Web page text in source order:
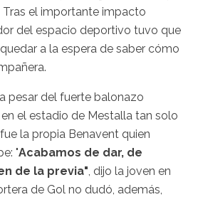
el importante impacto
del espacio deportivo tuvo que
a la espera de saber cómo
pesar del fuerte balonazo
el estadio de Mestalla tan solo
la propia Benavent quien
"Acabamos de dar, de
de la previa", dijo la joven en
de Gol no dudó, además,